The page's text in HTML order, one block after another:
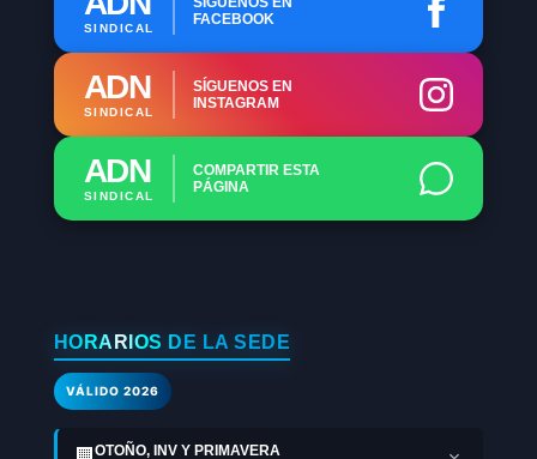
SINDICAL
FACEBOOK
ADN
SINDICAL
SÍGUENOS EN
INSTAGRAM
ADN
SINDICAL
COMPARTIR ESTA
PÁGINA
HORARIOS DE LA SEDE
VÁLIDO 2026
OTOÑO, INV Y PRIMAVERA